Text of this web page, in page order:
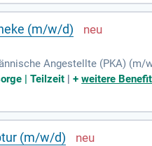
(m/w/d)
Angestellte (PKA)
| Teilzeit |+weitere
(m/w/d)